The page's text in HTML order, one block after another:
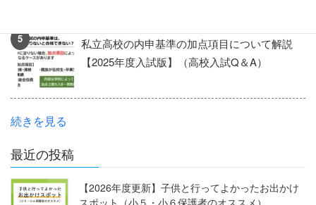
私立高校の内申基準の加点項目について解説
【2025年度入試版】（高校入試Q＆A）
続きを見る
最近の投稿
【2026年度更新】子供と行ってよかったお出かけ
スポット（小５・小６保護者のオススメ）